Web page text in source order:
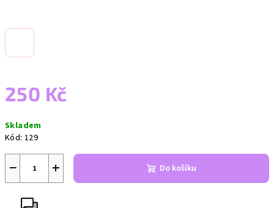
250 Kč
cena:
Skladem
Kód: 129
+
− Do košíku